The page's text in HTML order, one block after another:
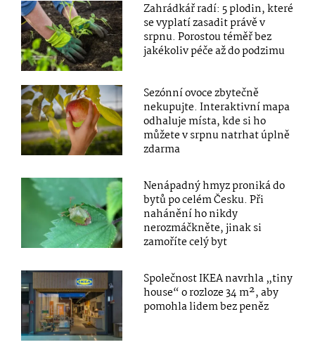
Zahrádkář radí: 5 plodin, které
se vyplatí zasadit právě v
srpnu. Porostou téměř bez
jakékoliv péče až do podzimu
Sezónní ovoce zbytečně
nekupujte. Interaktivní mapa
odhaluje místa, kde si ho
můžete v srpnu natrhat úplně
zdarma
Nenápadný hmyz proniká do
bytů po celém Česku. Při
nahánění ho nikdy
nerozmáčkněte, jinak si
zamoříte celý byt
Společnost IKEA navrhla „tiny
house“ o rozloze 34 m², aby
pomohla lidem bez peněz